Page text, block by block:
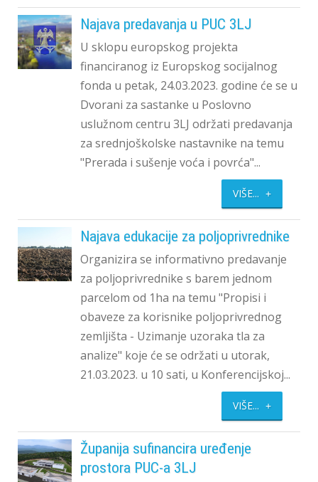
Najava predavanja u PUC 3LJ
U sklopu europskog projekta
financiranog iz Europskog socijalnog
fonda u petak, 24.03.2023. godine će se u
Dvorani za sastanke u Poslovno
uslužnom centru 3LJ održati predavanja
za srednjoškolske nastavnike na temu
"Prerada i sušenje voća i povrća"...
VIŠE...
Najava edukacije za poljoprivrednike
Organizira se informativno predavanje
za poljoprivrednike s barem jednom
parcelom od 1ha na temu "Propisi i
obaveze za korisnike poljoprivrednog
zemljišta - Uzimanje uzoraka tla za
analize" koje će se održati u utorak,
21.03.2023. u 10 sati, u Konferencijskoj...
VIŠE...
Županija sufinancira uređenje
prostora PUC-a 3LJ